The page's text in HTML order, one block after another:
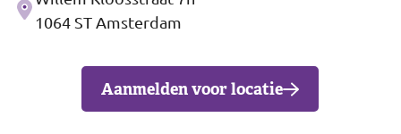
Adres1064 ST Amsterdam
Aanmelden voor locatie